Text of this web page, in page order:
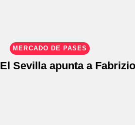
MERCADO DE PASES
El Sevilla apunta a